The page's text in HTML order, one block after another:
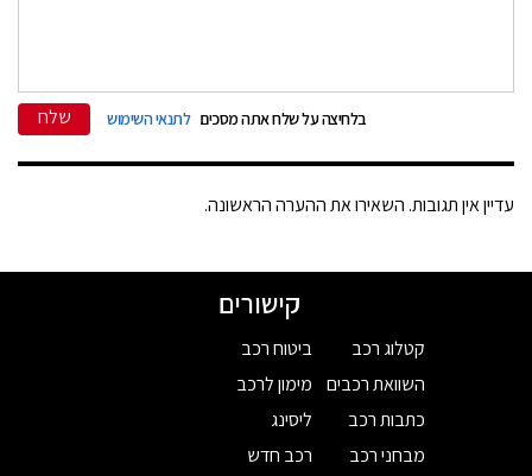
בלחיצה על שלח אתה מסכים לתנאי השימוש שלח
עדיין אין תגובות. השאירו את ההערה הראשונה.
קישורים
קטלוג רכב
השוואת רכבים
כתבות רכב
מבחני רכב
ביטוח רכב
מימון לרכב
ליסינג
רכב חדש